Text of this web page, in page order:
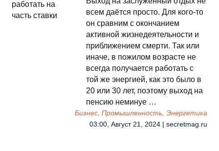
всем даётся просто. Для кого-то
он сравним с окончанием
активной жизнедеятельности и
приближением смерти. Так или
иначе, в пожилом возрасте не
всегда получается работать с
той же энергией, как это было в
20 или 30 лет, поэтому выход на
пенсию неминуе …
Бизнес, Промышленность, Энергетика
03:00, Август 21, 2024 | secretmag.ru